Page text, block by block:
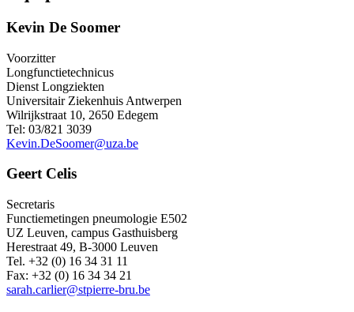
Kevin De Soomer
Voorzitter
Longfunctietechnicus
Dienst Longziekten
Universitair Ziekenhuis Antwerpen
Wilrijkstraat 10, 2650 Edegem
Tel: 03/821 3039
Kevin.DeSoomer@uza.be
Geert Celis
Secretaris
Functiemetingen pneumologie E502
UZ Leuven, campus Gasthuisberg
Herestraat 49, B-3000 Leuven
Tel. +32 (0) 16 34 31 11
Fax: +32 (0) 16 34 34 21
sarah.carlier@stpierre-bru.be